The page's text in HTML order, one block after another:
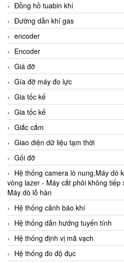
Đồng hồ tuabin khí
Đường dẫn khí gas
encoder
Encoder
Giá đỡ
Gía đỡ máy đo lực
Gia tốc kế
Gia tốc kế
Giắc cắm
Giao diện dữ liệu tạm thời
Gối đỡ
Hệ thống camera lò nung,Máy dò
vòng lazer - Máy cắt phôi không
Máy dò lỗ hàn
Hệ thống cảnh báo khí
Hệ thống dẫn hướng tuyến tính
Hệ thống định vị mã vạch
Hệ thống đo độ đục